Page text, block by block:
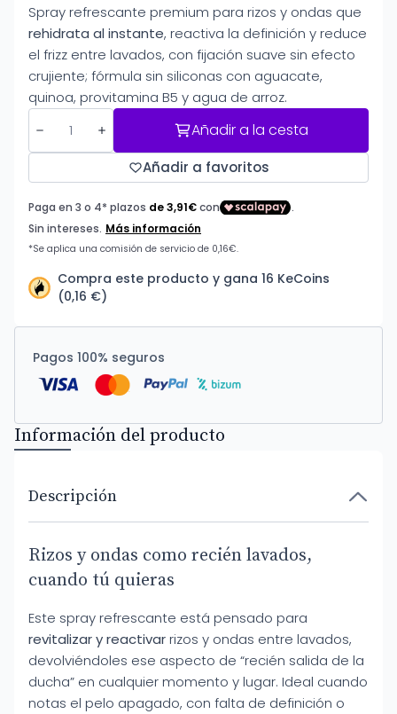
Spray refrescante premium para rizos y ondas que
rehidrata al instante, reactiva la definición y reduce
el frizz entre lavados, con fijación suave sin efecto
crujiente; fórmula sin siliconas con aguacate,
quinoa, provitamina B5 y agua de arroz.
Añadir a la cesta
Añadir a favoritos
Compra este producto y gana 16 KeCoins
(0,16 €)
Pagos 100% seguros
Información del producto
Descripción
Rizos y ondas como recién lavados,
cuando tú quieras
Este spray refrescante está pensado para
revitalizar y reactivarrizos y ondas entre lavados,
devolviéndoles ese aspecto de “recién salida de la
ducha” en cualquier momento y lugar. Ideal cuando
notas el pelo apagado, con falta de definición o